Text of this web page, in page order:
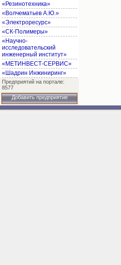
«Резинотехника»
«Волчематьев А.Ю.»
«Электроресурс»
«СК-Полимеры»
«Научно-
исследовательский
инженерный институт»
«МЕТИНВЕСТ-СЕРВИС»
«Шадрин Инжиниринг»
Предприятий на портале:
8577
Добавить предприятие